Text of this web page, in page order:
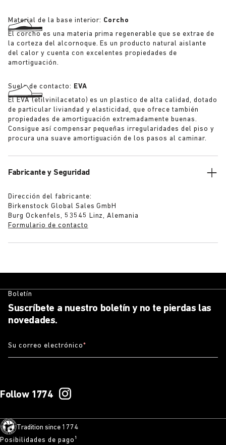
Material de la base interior: Corcho
El corcho es una materia prima regenerable que se extrae de
la corteza del alcornoque. Es un producto natural aislante
del calor y cuenta con excelentes propiedades de
amortiguación.
Suela de contacto: EVA
El EVA (etilvinilacetato) es un plastico de alta calidad, dotado
de particular liviandad y elasticidad, que ofrece también
propiedades de amortiguación extremadamente buenas.
Consigue así compensar pequeñas irregularidades del piso y
procura una suave amortiguación de los pasos al caminar.
Fabricante y Seguridad
Dirección del fabricante:
Birkenstock Global Sales GmbH
Burg Ockenfels, 53545 Linz, Alemania
Formulario de contacto
Boletín
Suscríbete a nuestro boletín y no te pierdas las
novedades.
Su correo electrónico*
Follow 1774
Tradition since 1774
Posibilidades de pago¹